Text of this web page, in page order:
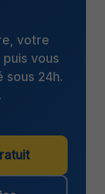
votre
vous
sous 24h.